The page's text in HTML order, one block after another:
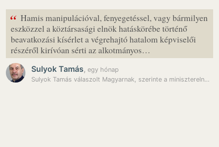
“ Hamis manipulációval, fenyegetéssel, vagy bármilyen
eszközzel a köztársasági elnök hatáskörébe történő
beavatkozási kísérlet a végrehajtó hatalom képviselői
részéről kirívóan sérti az alkotmányos…
Sulyok Tamás, egy hónap
Sulyok Tamás válaszolt Magyarnak, szerinte a miniszterelnök…